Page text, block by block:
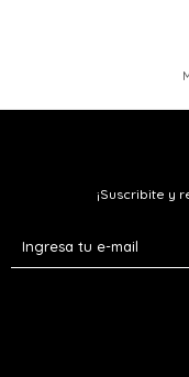
¡Suscribite y